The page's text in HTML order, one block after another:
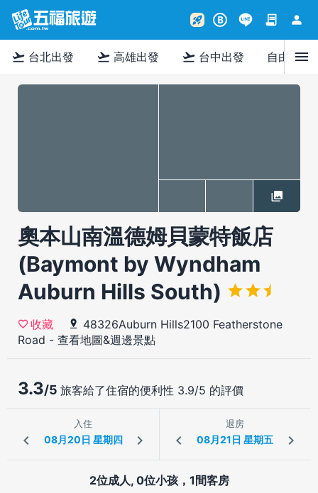
rocket_launch B contract person
flight_takeoff 台北出發 flight_takeoff 高雄出發 flight_takeoff 台中出發 自由行menu
奧本山南溫德姆貝蒙特飯店
(Baymont by Wyndham
Auburn Hills South)
收藏
48326Auburn Hills2100 Featherstone
Road - 查看地圖&週邊景點
3.3/5 旅客給了住宿的便利性 3.9/5 的評價
入住 退房
2位成人, 0位小孩，1間客房